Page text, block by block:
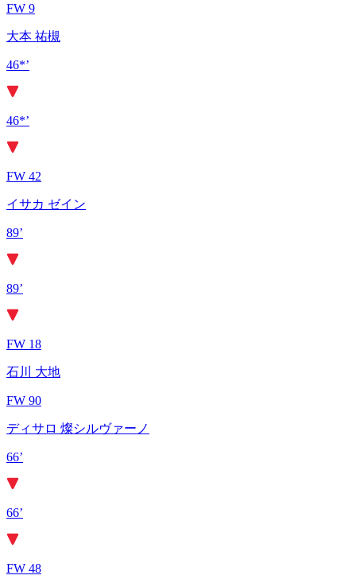
FW 9
大本 祐槻
46*’
46*’
FW 42
イサカ ゼイン
89’
89’
FW 18
石川 大地
FW 90
ディサロ 燦シルヴァーノ
66’
66’
FW 48